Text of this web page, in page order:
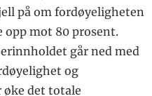
på om fordøyeligheten
opp mot 80 prosent.
går ned med
og
øke det totale